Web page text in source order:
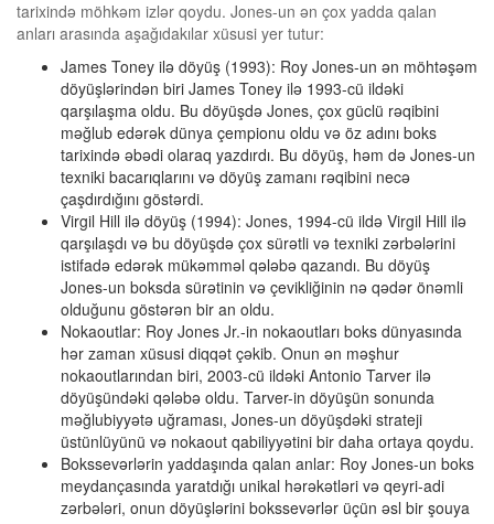
tarixində möhkəm izlər qoydu. Jones-un ən çox yadda qalan
anları arasında aşağıdakılar xüsusi yer tutur:
James Toney ilə döyüş (1993): Roy Jones-un ən möhtəşəm
döyüşlərindən biri James Toney ilə 1993-cü ildəki
qarşılaşma oldu. Bu döyüşdə Jones, çox güclü rəqibini
məğlub edərək dünya çempionu oldu və öz adını boks
tarixində əbədi olaraq yazdırdı. Bu döyüş, həm də Jones-un
texniki bacarıqlarını və döyüş zamanı rəqibini necə
çaşdırdığını göstərdi.
Virgil Hill ilə döyüş (1994): Jones, 1994-cü ildə Virgil Hill ilə
qarşılaşdı və bu döyüşdə çox sürətli və texniki zərbələrini
istifadə edərək mükəmməl qələbə qazandı. Bu döyüş
Jones-un boksda sürətinin və çevikliğinin nə qədər önəmli
olduğunu göstərən bir an oldu.
Nokaoutlar: Roy Jones Jr.-in nokaoutları boks dünyasında
hər zaman xüsusi diqqət çəkib. Onun ən məşhur
nokaoutlarından biri, 2003-cü ildəki Antonio Tarver ilə
döyüşündəki qələbə oldu. Tarver-in döyüşün sonunda
məğlubiyyətə uğraması, Jones-un döyüşdəki strateji
üstünlüyünü və nokaout qabiliyyətini bir daha ortaya qoydu.
Bokssevərlərin yaddaşında qalan anlar: Roy Jones-un boks
meydançasında yaratdığı unikal hərəkətləri və qeyri-adi
zərbələri, onun döyüşlərini bokssevərlər üçün əsl bir şouya